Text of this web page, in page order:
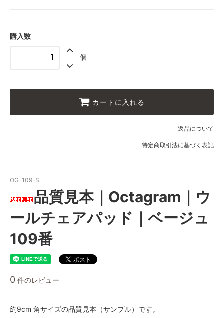
購入数
個
カートに入れる
返品について
特定商取引法に基づく表記
OG-109-S
品質見本｜Octagram｜ウ
ールチェアパッド｜ベージュ
109番
0 件のレビュー
約9cm 角サイズの品質見本（サンプル）です。